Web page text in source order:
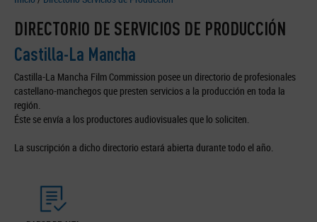
DIRECTORIO DE SERVICIOS DE PRODUCCIÓN
Castilla-La Mancha
Castilla-La Mancha Film Commission posee un directorio de profesionales
castellano-manchegos que presten servicios a la producción en toda la
región.
Éste se envía a los productores audiovisuales que lo soliciten.
La suscripción a dicho directorio estará abierta durante todo el año.